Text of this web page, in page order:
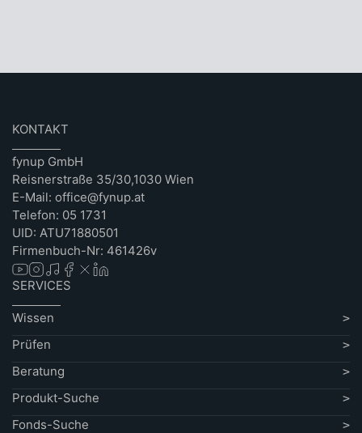
KONTAKT
fynup GmbH
Reisnerstraße 35/30,1030 Wien
E-Mail: office@fynup.at
Telefon: 05 1731
UID: ATU71880501
Firmenbuch-Nr: 461426v
SERVICES
Wissen
Prüfen
Beratung
Produkt-Suche
Fonds-Suche